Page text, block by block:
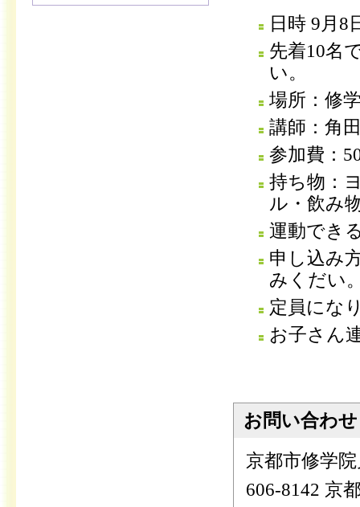
日時 9月
先着10名
い。
場所：修
講師：角
参加費：
持ち物：
ル・飲み
運動でき
申し込み
みくだい
定員にな
お子さん
お問い合わせ
京都市修学
606-8142 京